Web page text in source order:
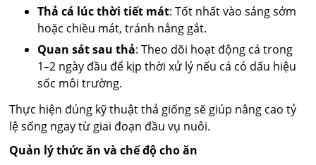
Thả cá lúc thời tiết mát: Tốt nhất vào sáng sớm
hoặc chiều mát, tránh nắng gắt.
Quan sát sau thả: Theo dõi hoạt động cá trong
1–2 ngày đầu để kịp thời xử lý nếu cá có dấu hiệu
sốc môi trường.
Thực hiện đúng kỹ thuật thả giống sẽ giúp nâng cao tỷ
lệ sống ngay từ giai đoạn đầu vụ nuôi.
Quản lý thức ăn và chế độ cho ăn